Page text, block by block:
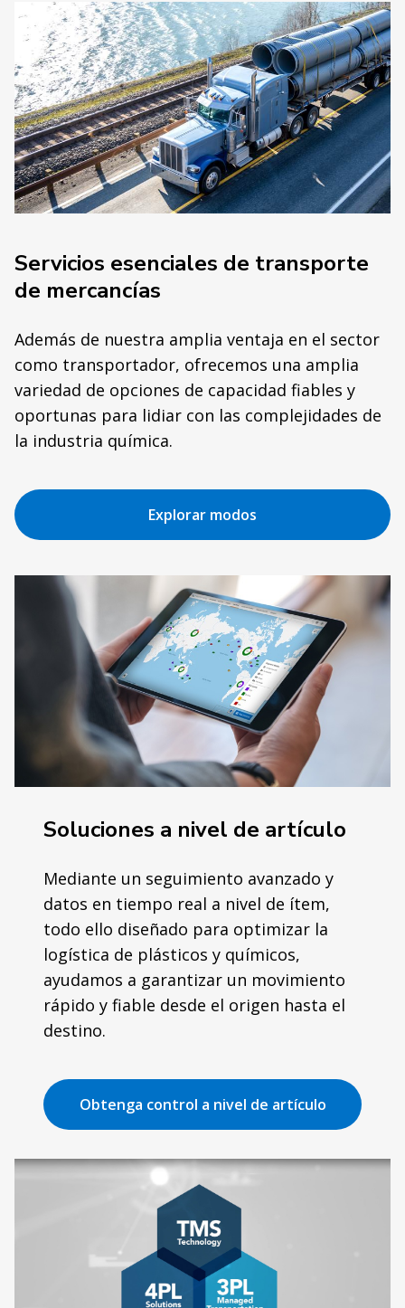
Servicios esenciales de transporte
de mercancías
Además de nuestra amplia ventaja en el sector
como transportador, ofrecemos una amplia
variedad de opciones de capacidad fiables y
oportunas para lidiar con las complejidades de
la industria química.
Explorar modos
Soluciones a nivel de artículo
Mediante un seguimiento avanzado y
datos en tiempo real a nivel de ítem,
todo ello diseñado para optimizar la
logística de plásticos y químicos,
ayudamos a garantizar un movimiento
rápido y fiable desde el origen hasta el
destino.
Obtenga control a nivel de artículo